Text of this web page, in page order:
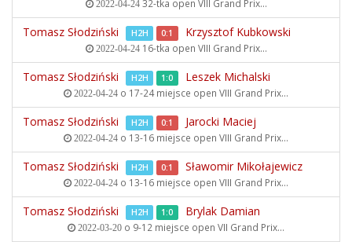
2022-04-2432-tka open VIII Grand Prix...
Tomasz Słodziński H2H 0:1 Krzysztof Kubkowski
2022-04-2416-tka open VIII Grand Prix...
Tomasz Słodziński H2H 1:0 Leszek Michalski
2022-04-24 o 17-24 miejsce open VIII Grand Prix...
Tomasz Słodziński H2H 0:1 Jarocki Maciej
2022-04-24 o 13-16 miejsce open VIII Grand Prix...
Tomasz Słodziński H2H 0:1 Sławomir Mikołajewicz
2022-04-24 o 13-16 miejsce open VIII Grand Prix...
Tomasz Słodziński H2H 1:0 Brylak Damian
2022-03-20 o 9-12 miejsce open VII Grand Prix...